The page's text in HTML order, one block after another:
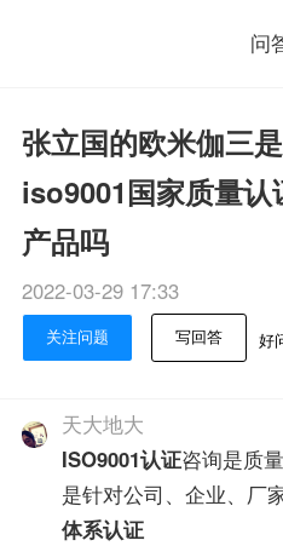
问
张立国的欧米伽三
iso9001国家质量
产品吗
2022-03-29 17:33
关注问题 写回答 好
天大地大
ISO9001认证咨询是质
是针对公司、企业、厂
体系认证